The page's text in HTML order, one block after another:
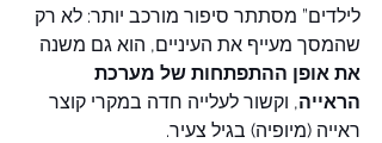
לילדים” מסתתר סיפור מורכב יותר: לא רק
שהמסך מעייף את העיניים, הוא גם משנה
את אופן ההתפתחות של מערכת
הראייה, וקשור לעלייה חדה במקרי קוצר
ראייה (מיופיה) בגיל צעיר.